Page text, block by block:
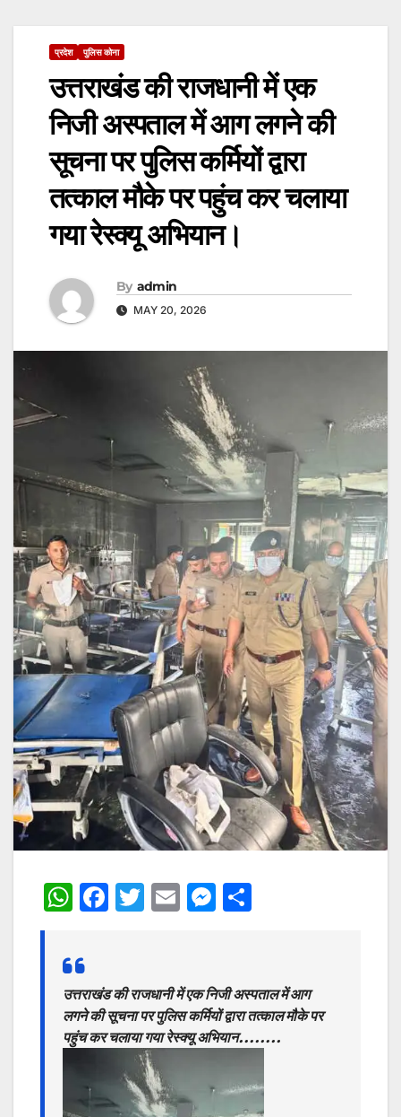
प्रदेश पुलिस कोना
उत्तराखंड की राजधानी में एक
निजी अस्पताल में आग लगने की
सूचना पर पुलिस कर्मियों द्वारा
तत्काल मौके पर पहुंच कर चलाया
गया रेस्क्यू अभियान।
By admin
MAY 20, 2026
W
at
s
A
p
p
F
e
b
o
o
k
T
er
E
l
M
s
e
n
g
er
e
उत्तराखंड की राजधानी में एक निजी अस्पताल में आग
लगने की सूचना पर पुलिस कर्मियों द्वारा तत्काल मौके पर
पहुंच कर चलाया गया रेस्क्यू अभियान……..